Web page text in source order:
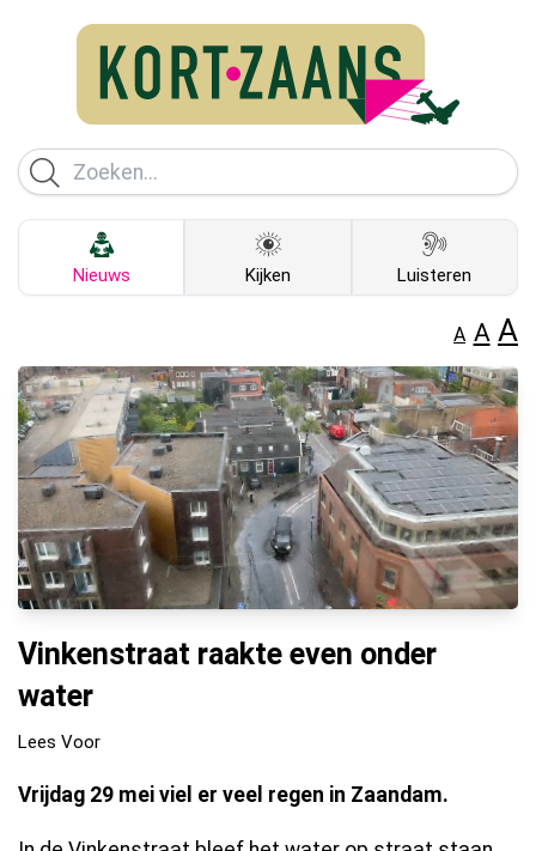
Nieuws Kijken Luisteren
A A A
Vinkenstraat raakte even onder
water
Lees Voor
Vrijdag 29 mei viel er veel regen in Zaandam.